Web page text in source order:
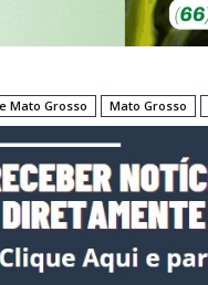
Mato Grosso Mato Grosso